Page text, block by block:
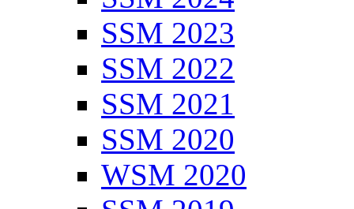
SSM 2023
SSM 2022
SSM 2021
SSM 2020
WSM 2020